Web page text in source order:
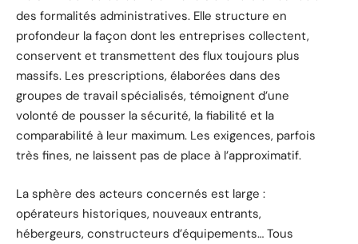
des formalités administratives. Elle structure en
profondeur la façon dont les entreprises collectent,
conservent et transmettent des flux toujours plus
massifs. Les prescriptions, élaborées dans des
groupes de travail spécialisés, témoignent d’une
volonté de pousser la sécurité, la fiabilité et la
comparabilité à leur maximum. Les exigences, parfois
très fines, ne laissent pas de place à l’approximatif.
La sphère des acteurs concernés est large :
opérateurs historiques, nouveaux entrants,
hébergeurs, constructeurs d’équipements… Tous